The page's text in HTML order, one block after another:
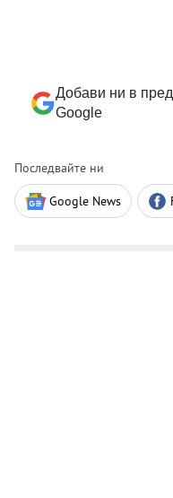
Добави ни в
Google
Последвайте ни
Google News